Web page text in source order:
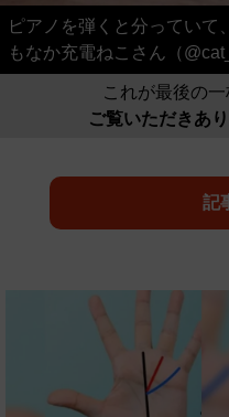
ピアノを弾くと分っていて
もなか充電ねこさん（
これが最後の一
ご覧いただきあ
記